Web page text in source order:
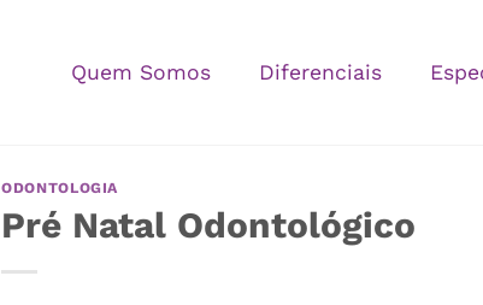
Quem Somos Diferenciais
ODONTOLOGIA
Pré Natal Odontológico